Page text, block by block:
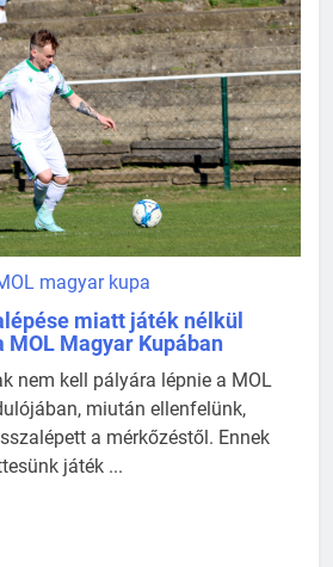
magyar kupa
miatt játék nélkül
Magyar Kupában
nem kell pályára lépnie a MOL
miután ellenfelünk,
a mérkőzéstől. Ennek
játék ...